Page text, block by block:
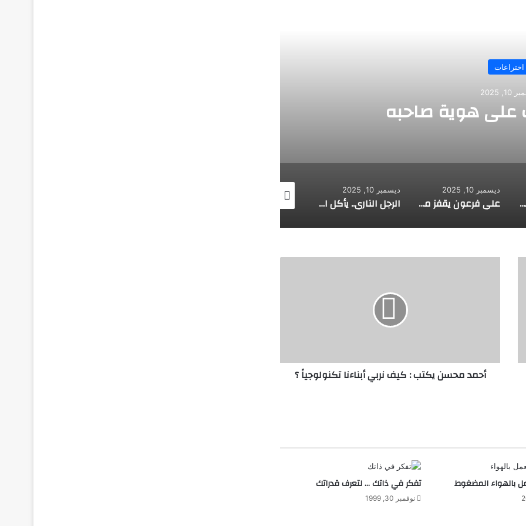
اختراعات
2025
هوية صاحبه
طفل مصري يخرج قصاصات الورق من أنفه وفمه
ديسمبر 10, 2025
علي فرعون يقفز من الطابق العشرين ويأكل النار ويحطم سورا
ديسمبر 10, 2025
الرجل الناري.. يأكل الجمر ويثني الحديد بأسنانه
ديسمبر 10, 2025
ي
ف
ر
ب
أحمد محسن يكتب : كيف نربي أبناءنا تكنولوجياً ؟
بالهواء المضغوط تفكر في ذاتك … لتعرف قدراتك
نوفمبر 30, 1999